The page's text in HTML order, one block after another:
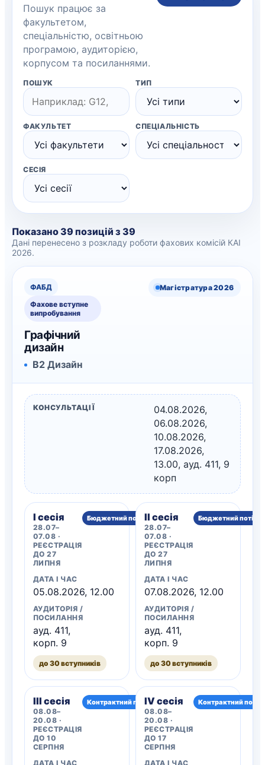
Пошук працює за
факультетом,
спеціальністю, освітньою
програмою, аудиторією,
корпусом та посиланнями.
ПОШУК ТИП
ФАКУЛЬТЕТ СПЕЦІАЛЬНІСТЬ
СЕСІЯ
Показано 39 позицій з 39
Дані перенесено з розкладу роботи фахових комісій КАІ
2026.
ФАБД
Фахове вступне
випробування
Графічний
дизайн
В2 Дизайн
Магістратура 2026
КОНСУЛЬТАЦІЇ
04.08.2026,
06.08.2026,
10.08.2026,
17.08.2026,
13.00, ауд. 411, 9
корп
I сесія
28.07–
07.08 ·
РЕЄСТРАЦІЯ
ДО 27
ЛИПНЯ
Бюджетний потік
ДАТА І ЧАС
05.08.2026, 12.00
АУДИТОРІЯ /
ПОСИЛАННЯ
ауд. 411,
корп. 9
до 30 вступників
II сесія
28.07–
07.08 ·
РЕЄСТРАЦІЯ
ДО 27
ЛИПНЯ
Бюджетний потік
ДАТА І ЧАС
07.08.2026, 12.00
АУДИТОРІЯ /
ПОСИЛАННЯ
ауд. 411,
корп. 9
до 30 вступників
III сесія
08.08–
20.08 ·
РЕЄСТРАЦІЯ
ДО 10
СЕРПНЯ
Контрактний потік
ДАТА І ЧАС
IV сесія
08.08–
20.08 ·
РЕЄСТРАЦІЯ
ДО 17
СЕРПНЯ
Контрактний потік
ДАТА І ЧАС